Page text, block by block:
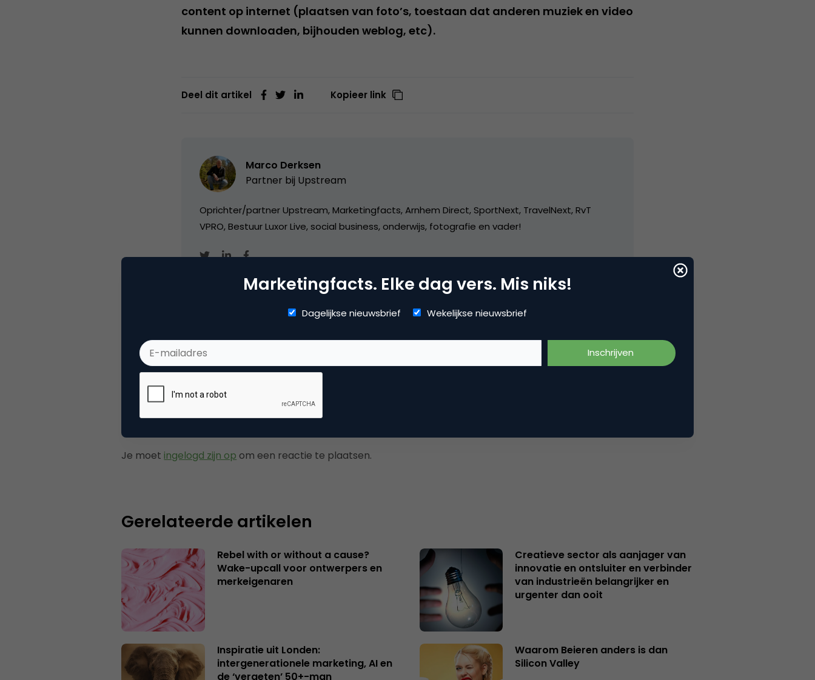
content op internet (plaatsen van foto’s, toestaan dat anderen muziek en video
kunnen downloaden, bijhouden weblog, etc).
Deel dit artikel Kopieer link
Marco Derksen
Partner bij Upstream
Oprichter/partner Upstream, Marketingfacts, Arnhem Direct, SportNext, TravelNext, RvT
VPRO, Bestuur Luxor Live, social business, onderwijs, fotografie en vader!
Plaats reactie
Je moet ingelogd zijn op om een reactie te plaatsen.
Gerelateerde artikelen
Rebel with or without a cause?
Wake-upcall voor ontwerpers en
merkeigenaren
Creatieve sector als aanjager van
innovatie en ontsluiter en verbinder
van industrieën belangrijker en
urgenter dan ooit
Inspiratie uit Londen:
intergenerationele marketing, AI en
de ‘vergeten’ 50+-man
Waarom Beieren anders is dan
Silicon Valley
Marketingfacts. Elke dag vers. Mis niks!
Dagelijkse nieuwsbrief Wekelijkse nieuwsbrief